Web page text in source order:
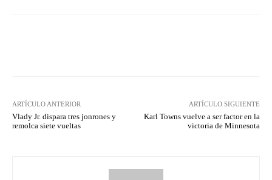
ARTÍCULO ANTERIOR
Vlady Jr. dispara tres jonrones y
remolca siete vueltas
ARTÍCULO SIGUIENTE
Karl Towns vuelve a ser factor en la
victoria de Minnesota